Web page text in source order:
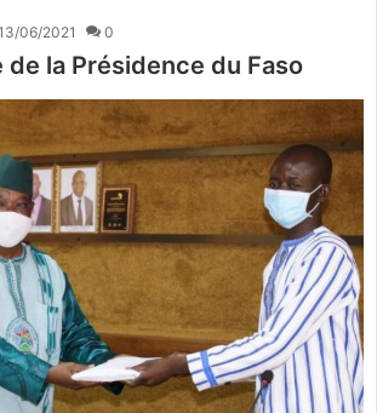
06/2021 0
de la Présidence du Faso